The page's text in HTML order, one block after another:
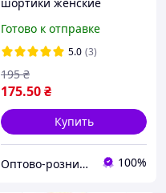
BRIEFS (Giulia)
Готово к отправке
5.0 (3)
175.50₴
195 ₴
Купить
Оптово-розничный интернет магазин "Francheska" 100%